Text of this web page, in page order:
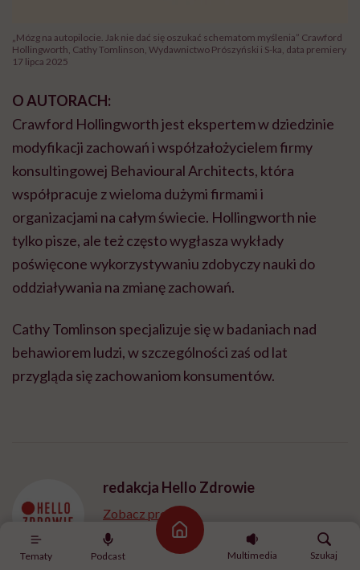
Tematy Podcast
Strona główna
Multimedia
Szukaj
„Mózg na autopilocie. Jak nie dać się oszukać schematom myślenia” Crawford
Hollingworth, Cathy Tomlinson, Wydawnictwo Prószyński i S-ka, data premiery
17 lipca 2025
O AUTORACH:
Crawford Hollingworth jest ekspertem w dziedzinie
modyfikacji zachowań i współzałożycielem firmy
konsultingowej Behavioural Architects, która
współpracuje z wieloma dużymi firmami i
organizacjami na całym świecie. Hollingworth nie
tylko pisze, ale też często wygłasza wykłady
poświęcone wykorzystywaniu zdobyczy nauki do
oddziaływania na zmianę zachowań.
Cathy Tomlinson specjalizuje się w badaniach nad
behawiorem ludzi, w szczególności zaś od lat
przygląda się zachowaniom konsumentów.
redakcja Hello Zdrowie
Zobacz profil